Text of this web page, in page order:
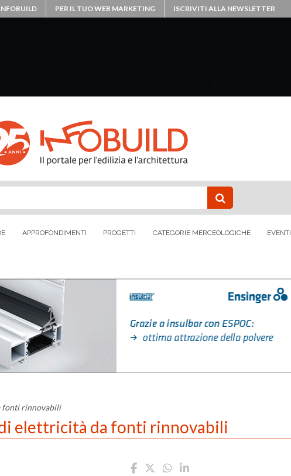
PER IL TUO WEB MARKETING ISCRIVITI ALLA NEWSLETTER
APPROFONDIMENTI PROGETTI CATEGORIE MERCEOLOGICHE EVENTI
fonti rinnovabili
elettricità da fonti rinnovabili